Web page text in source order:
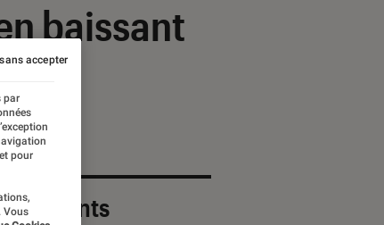
baissant
récents
par
pour
Vous
accepter